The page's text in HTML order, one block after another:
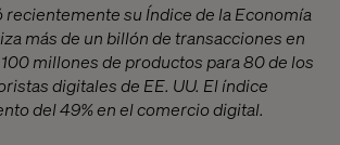
su Índice de la Economía
más de un billón de transacciones en
millones de productos para 80 de los
digitales de EE. UU. El índice
del 49% en el comercio digital.